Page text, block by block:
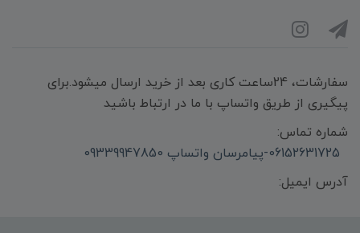
سفارشات، 24ساعت کاری بعد از خرید ارسال میشود.برای
پیگیری از طریق واتساپ با ما در ارتباط باشید
شماره تماس:
06152631725-پیامرسان واتساپ 09339947850
آدرس ایمیل: